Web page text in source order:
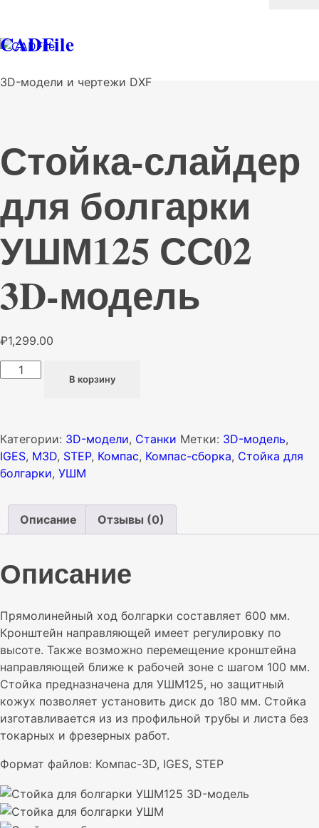
CADFile
3D-модели и чертежи DXF
Стойка-слайдер
для болгарки
УШМ125 СС02
3D-модель
₽1,299.00
Количество
для
болгарки
УШМ125
3D-
модель
В корзину
Категории: 3D-модели, Станки Метки: 3D-модель,
IGES, M3D, STEP, Компас, Компас-сборка, Стойка для
болгарки, УШМ
Описание Отзывы (0)
Описание
Прямолинейный ход болгарки составляет 600 мм.
Кронштейн направляющей имеет регулировку по
высоте. Также возможно перемещение кронштейна
направляющей ближе к рабочей зоне с шагом 100 мм.
Стойка предназначена для УШМ125, но защитный
кожух позволяет установить диск до 180 мм. Стойка
изготавливается из из профильной трубы и листа без
токарных и фрезерных работ.
Формат файлов: Компас-3D, IGES, STEP